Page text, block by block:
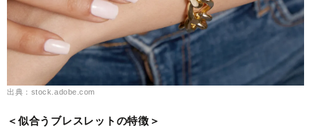
出典：stock.adobe.com
＜似合うブレスレットの特徴＞